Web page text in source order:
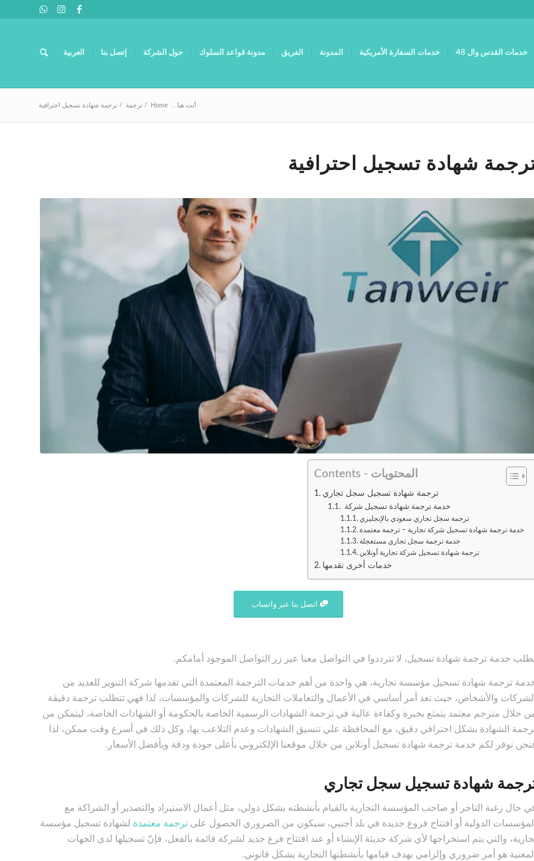
خدمات القدس وال 48 خدمات السفارة الأمريكية المدونة الفريق مدونة قواعد السلوك حول الشركة إتصل بنا العربية
أنت هنا .. Home
/ ترجمة / ترجمة شهادة تسجيل احترافية
شهادة تسجيل احترافية
Contents - المحتويات
ترجمة شهادة تسجيل سجل تجاري
خدمة ترجمة شهادة تسجيل شركة
ترجمة سجل تجاري سعودي بالإنجليزي
خدمة ترجمة شهادة تسجيل شركة تجارية – ترجمة معتمدة
خدمة ترجمة سجل تجاري مستعجلة
ترجمة شهادة تسجيل شركة تجارية أونلاين
خدمات أخرى نقدمها
اتصل بنا عبر واتساب
خدمة ترجمة شهادة تسجيل، لا تترددوا في التواصل معنا عبر زر التواصل الموجود أمامكم.
ترجمة شهادة تسجيل مؤسسة تجارية، هي واحدة من أهم خدمات الترجمة المعتمدة التي تقدمها شركة التنوير للعديد من
الشركات والأشخاص، حيث تعد أمر أساسي في الأعمال والتعاملات التجارية للشركات والمؤسسات، لذا فهي تتطلب ترجمة دقيقة
خلال مترجم معتمد يتمتع بخبرة وكفاءة عالية في ترجمة الشهادات الرسمية الخاصة بالحكومة أو الشهادات الخاصة، ليتمكن من
الشهادة بشكل احترافي دقيق، مع المحافظة علي تنسيق الشهادات وعدم التلاعب بها، وكل ذلك في أسرع وقت ممكن، لذا
نوفر لكم خدمة ترجمة شهادة تسجيل أونلاين من خلال موقعنا الإلكتروني بأعلى جودة ودقة وبأفضل الأسعار.
شهادة تسجيل سجل تجاري
حال رغبة التاجر أو صاحب المؤسسة التجارية بالقيام بأنشطته بشكل دولي، مثل أعمال الاستيراد والتصدير أو الشراكة مع
المؤسسات الدولية أو افتتاح فروع جديدة في بلد أجنبي، سيكون من الضروري الحصول على ترجمة معتمدة لشهادة تسجيل مؤسسة
والتي يتم استخراجها لأي شركة حديثة الإنشاء أو عند افتتاح فرع جديد لشركة قائمة بالفعل، فإنّ تسجيلها لدى الجهات
المعنية هو أمر ضروري وإلزامي بهدف قيامها بأنشطتها التجارية بشكل قانوني.